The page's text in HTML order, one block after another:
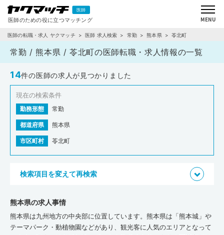
医師の転職・求人 ヤクマッチ 医師 求人検索 常勤 熊本県 苓北町
常勤 / 熊本県 / 苓北町の医師転職・求人情報の一覧
14件の医師の求人が見つかりました
現在の検索条件
勤務形態 常勤
都道府県 熊本県
市区町村 苓北町
検索項目を変えて再検索
熊本県の求人事情
熊本県は九州地方の中央部に位置しています。熊本県は「熊本城」や
テーマパーク・動植物園などがあり、観光客に人気のエリアとなって